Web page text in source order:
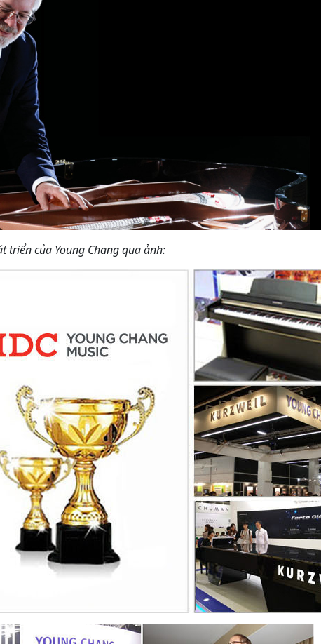
triển của Young Chang qua ảnh: